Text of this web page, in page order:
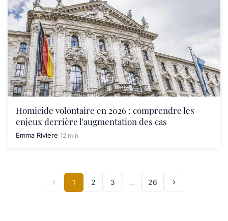
Homicide volontaire en 2026 : comprendre les
enjeux derrière l'augmentation des cas
Emma Riviere 12 min
1 2 3 … 26